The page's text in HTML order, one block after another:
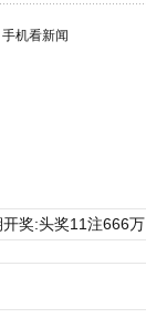
手机看新闻
奖:头奖11注666万